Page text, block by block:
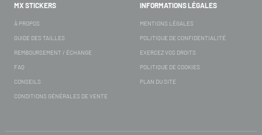
MX STICKERS
À PROPOS
GUIDE DES TAILLES
REMBOURSEMENT / ÉCHANGE
FAQ
CONSEILS
CONDITIONS GÉNÉRALES DE VENTE
INFORMATIONS LÉGALES
MENTIONS LÉGALES
POLITIQUE DE CONFIDENTIALITÉ
EXERCEZ VOS DROITS
POLITIQUE DE COOKIES
PLAN DU SITE